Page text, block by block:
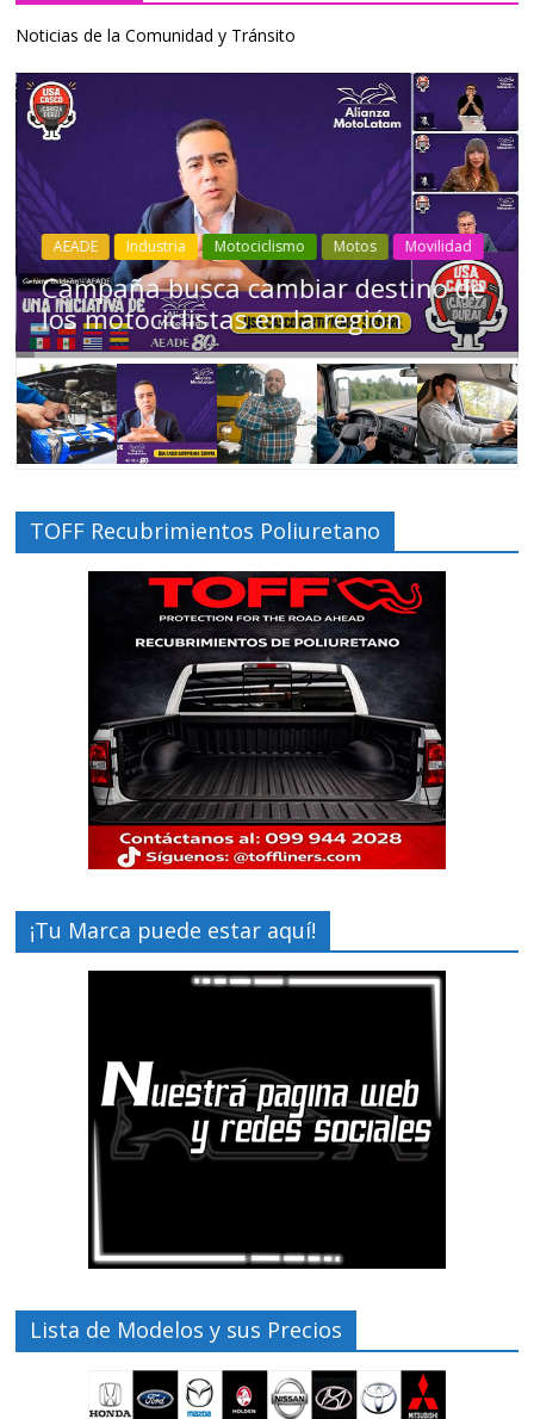
Noticias de la Comunidad y Tránsito
Industria Movilidad Transporte Varios
Choferes profesionales mantienen a
Ecuador en movimiento
TOFF Recubrimientos Poliuretano
¡Tu Marca puede estar aquí!
Lista de Modelos y sus Precios